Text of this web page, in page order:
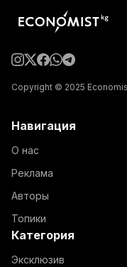
Copyright © 2025
Навигация
О нас
Реклама
Авторы
Топики
Категория
Эксклюзив